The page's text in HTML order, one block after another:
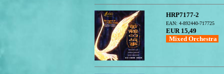
HRP7177-2
EAN: 4-892440-717725
EUR 15,49
Mixed Orchestra